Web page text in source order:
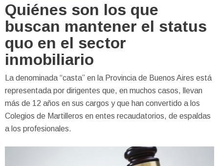
Quiénes son los que
buscan mantener el status
quo en el sector
inmobiliario
La denominada “casta” en la Provincia de Buenos Aires está
representada por dirigentes que, en muchos casos, llevan
más de 12 años en sus cargos y que han convertido a los
Colegios de Martilleros en entes recaudatorios, de espaldas
a los profesionales.